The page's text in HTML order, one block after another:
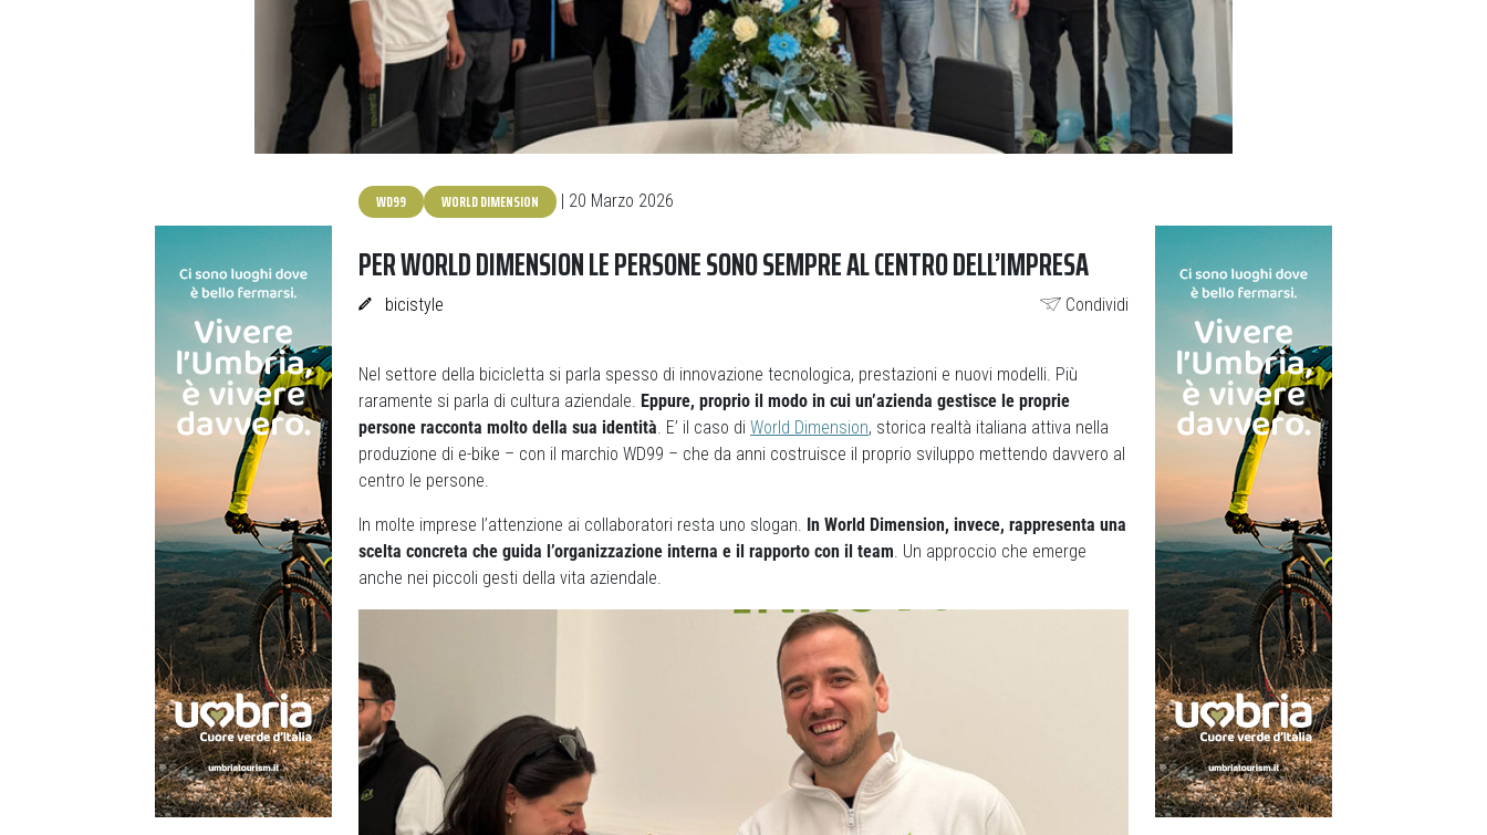
WD99 WORLD DIMENSION | 20 Marzo 2026
PER WORLD DIMENSION LE PERSONE SONO SEMPRE AL CENTRO DELL’IMPRESA
bicistyle Condividi
Nel settore della bicicletta si parla spesso di innovazione tecnologica, prestazioni e nuovi modelli. Più
raramente si parla di cultura aziendale. Eppure, proprio il modo in cui un’azienda gestisce le proprie
persone racconta molto della sua identità. E’ il caso di World Dimension, storica realtà italiana attiva nella
produzione di e-bike – con il marchio WD99 – che da anni costruisce il proprio sviluppo mettendo davvero al
centro le persone.
In molte imprese l’attenzione ai collaboratori resta uno slogan. In World Dimension, invece, rappresenta una
scelta concreta che guida l’organizzazione interna e il rapporto con il team. Un approccio che emerge
anche nei piccoli gesti della vita aziendale.